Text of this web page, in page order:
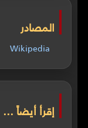
المصادر
Wikipedia
إقرأ أيضاً ...